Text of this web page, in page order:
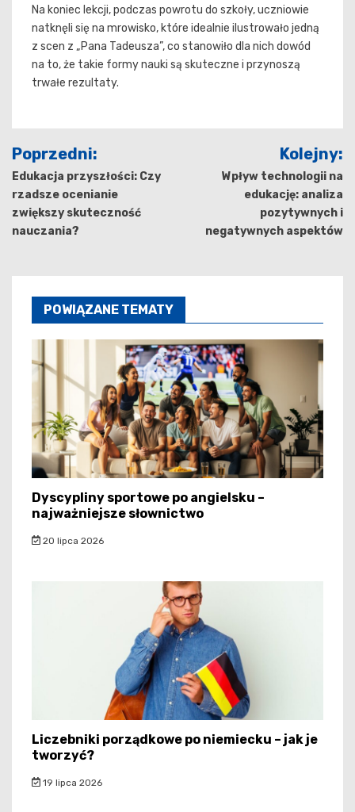
Na koniec lekcji, podczas powrotu do szkoły, uczniowie
natknęli się na mrowisko, które idealnie ilustrowało jedną
z scen z „Pana Tadeusza”, co stanowiło dla nich dowód
na to, że takie formy nauki są skuteczne i przynoszą
trwałe rezultaty.
Nawigacja
wpisu
Poprzedni:
Edukacja przyszłości: Czy
rzadsze ocenianie
zwiększy skuteczność
nauczania?
Kolejny:
Wpływ technologii na
edukację: analiza
pozytywnych i
negatywnych aspektów
POWIĄZANE TEMATY
Dyscypliny sportowe po angielsku –
najważniejsze słownictwo
20 lipca 2026
Liczebniki porządkowe po niemiecku – jak je
tworzyć?
19 lipca 2026